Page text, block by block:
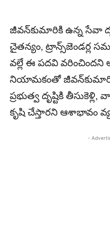
జీవన్‌కుమారికి ఉన్న సేవా
చైతన్యం, ట్రాన్స్‌జెండర్ల
వల్లే ఈ పదవి వరించిందని
నియామకంతో జీవన్‌కుమారి
ప్రభుత్వ దృష్టికి
కృషి చేస్తారని ఆశాభావం
-